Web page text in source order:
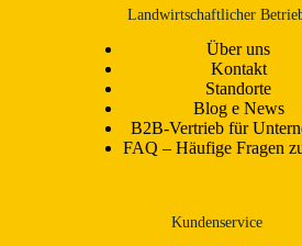
Landwirtschaftlicher
Über uns
Kontakt
Standorte
Blog e News
B2B-Vertrieb für
FAQ – Häufige Fragen
Kundenservice